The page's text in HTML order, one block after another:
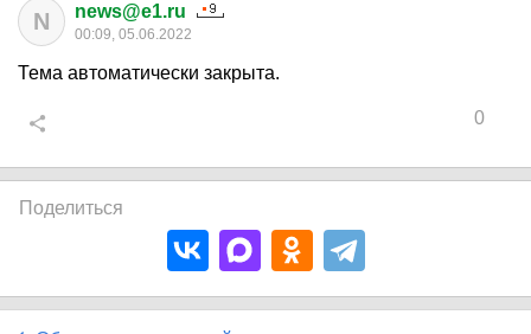
N news@e1.ru
00:09, 05.06.2022
Тема автоматически закрыта.
0
Поделиться